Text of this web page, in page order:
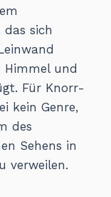
sich
und
Für Knorr-
kein Genre,
des
Sehens in
verweilen.